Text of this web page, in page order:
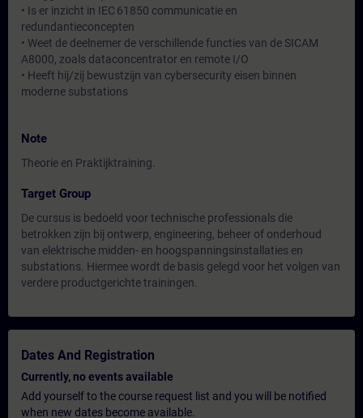
• Is er inzicht in IEC 61850 communicatie en
redundantieconcepten
• Weet de deelnemer de verschillende functies van de SICAM
A8000, zoals dataconcentrator en remote I/O
• Heeft hij/zij bewustzijn van cybersecurity eisen binnen
moderne substations
Note
Theorie en Praktijktraining.
Target Group
De cursus is bedoeld voor technische professionals die
betrokken zijn bij ontwerp, engineering, beheer of onderhoud
van elektrische midden- en hoogspanningsinstallaties en
substations. Hiermee wordt de basis gelegd voor het volgen van
verdere productgerichte trainingen.
Dates And Registration
Currently, no events available
Add yourself to the course request list and you will be notified
when new dates become available.